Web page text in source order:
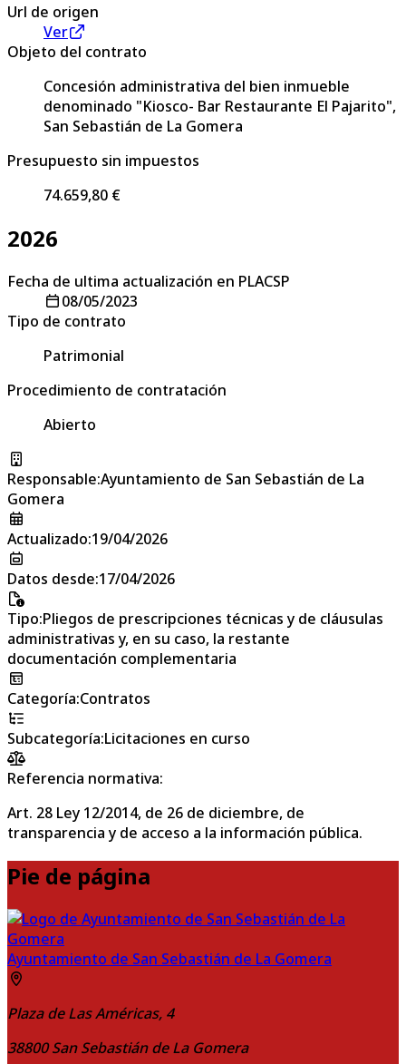
Url de origen
Ver
Objeto del contrato
Concesión administrativa del bien inmueble
denominado "Kiosco- Bar Restaurante El Pajarito",
San Sebastián de La Gomera
Presupuesto sin impuestos
74.659,80 €
2026
Fecha de ultima actualización en PLACSP
08/05/2023
Tipo de contrato
Patrimonial
Procedimiento de contratación
Abierto
Responsable:Ayuntamiento de San Sebastián de La
Gomera
Actualizado:19/04/2026
Datos desde:17/04/2026
Tipo:Pliegos de prescripciones técnicas y de cláusulas
administrativas y, en su caso, la restante
documentación complementaria
Categoría:Contratos
Subcategoría:Licitaciones en curso
Referencia normativa:
Art. 28 Ley 12/2014, de 26 de diciembre, de
transparencia y de acceso a la información pública.
Pie de página
Ayuntamiento de San Sebastián de La Gomera
Plaza de Las Américas, 4
38800 San Sebastián de La Gomera